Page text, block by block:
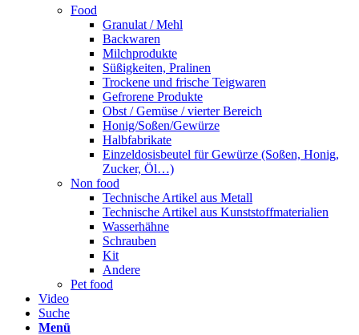
Food
Granulat / Mehl
Backwaren
Milchprodukte
Süßigkeiten, Pralinen
Trockene und frische Teigwaren
Gefrorene Produkte
Obst / Gemüse / vierter Bereich
Honig/Soßen/Gewürze
Halbfabrikate
Einzeldosisbeutel für Gewürze (Soßen, Honig,
Zucker, Öl…)
Non food
Technische Artikel aus Metall
Technische Artikel aus Kunststoffmaterialien
Wasserhähne
Schrauben
Kit
Andere
Pet food
Video
Suche
Menü